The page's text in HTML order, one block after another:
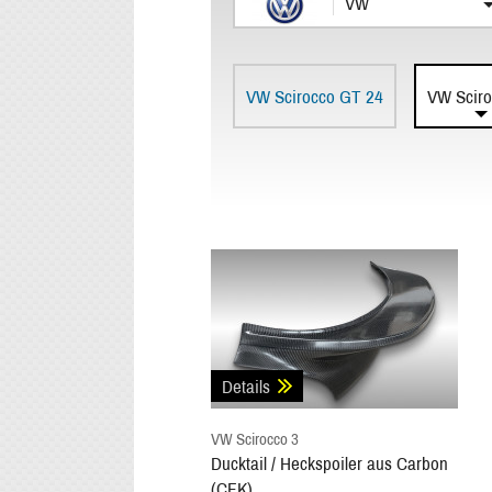
VW Scirocco GT 24 VW
Details
VW Scirocco 3
Ducktail / Heckspoiler aus Carbon